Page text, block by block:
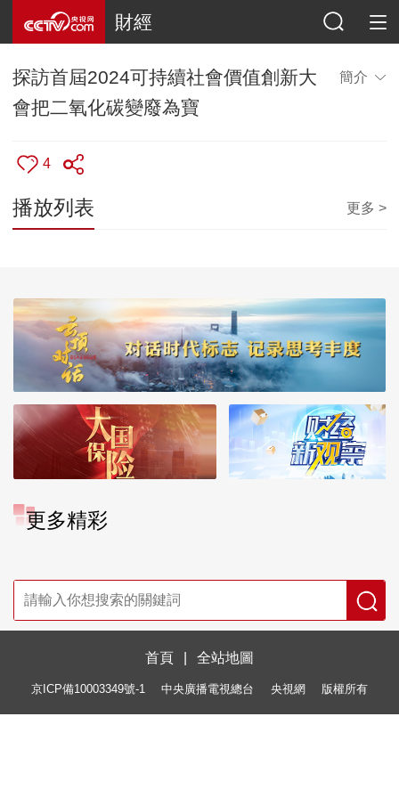
財經
探訪首屆2024可持續社會價值創新大
會把二氧化碳變廢為寶
簡介
4
播放列表 更多 >
更多精彩
首頁 全站地圖
京ICP備10003349號-1 中央廣播電視總台 央視網 版權所有